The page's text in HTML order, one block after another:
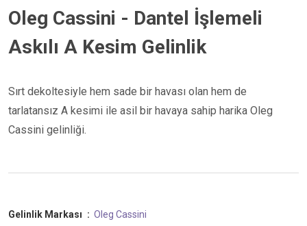
Oleg Cassini - Dantel İşlemeli
Askılı A Kesim Gelinlik
Sırt dekoltesiyle hem sade bir havası olan hem de
tarlatansız A kesimi ile asil bir havaya sahip harika Oleg
Cassini gelinliği.
Gelinlik Markası : Oleg Cassini